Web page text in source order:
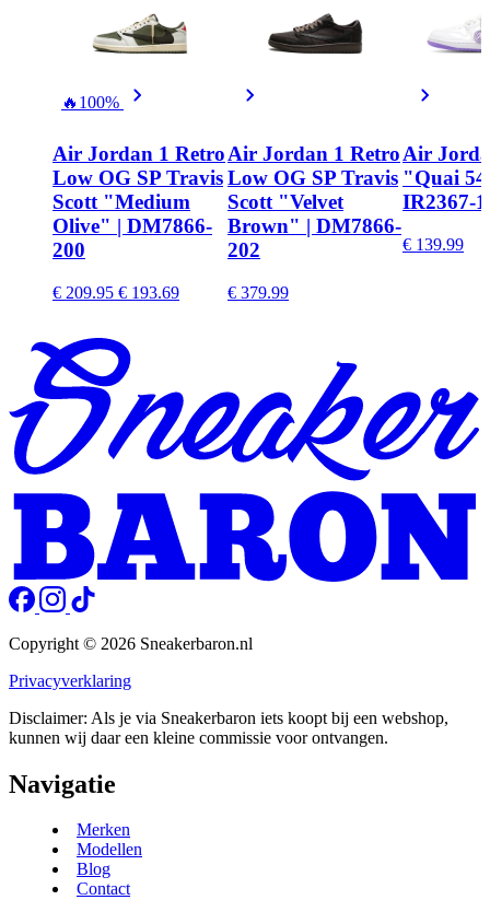
🔥 100%
Air Jordan 1 Retro
Low OG SP Travis
Scott "Medium
Olive" | DM7866-
200
€ 209.95 € 193.69
Air Jordan 1 Retro
Low OG SP Travis
Scott "Velvet
Brown" | DM7866-
202
€ 379.99
Air
"Quai
IR2367-
€ 139.99
Copyright © 2026 Sneakerbaron.nl
Privacyverklaring
Disclaimer: Als je via Sneakerbaron iets koopt bij een webshop,
kunnen wij daar een kleine commissie voor ontvangen.
Navigatie
Merken
Modellen
Blog
Contact